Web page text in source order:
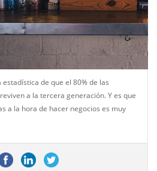
de que el 80% de las
a la tercera generación. Y es que
a la hora de hacer negocios es muy